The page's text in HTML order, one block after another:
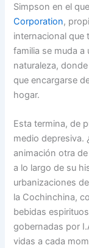
Simpson en el
Corporation,
internacional que
familia se muda a
naturaleza,
que encargarse
hogar.
Esta termina, de
medio depresiva.
animación otra
a lo largo de su
urbanizaciones
la Cochinchina,
bebidas
gobernadas por
vidas a cada